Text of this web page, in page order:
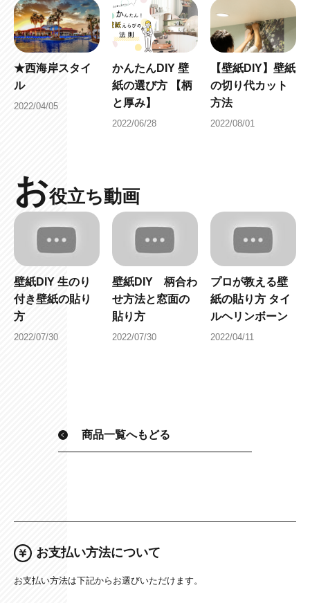
★西海岸スタイ
ル
2022/04/05
かんたんDIY 壁
紙の選び方 【柄
と厚み】
2022/06/28
【壁紙DIY】壁紙
の切り代カット
方法
2022/08/01
お役立ち動画
壁紙DIY 生のり
付き壁紙の貼り
方
2022/07/30
壁紙DIY 柄合わ
せ方法と窓面の
貼り方
2022/07/30
プロが教える壁
紙の貼り方 タイ
ルヘリンボーン
2022/04/11
商品一覧へもどる
お支払い方法について
お支払い方法は下記からお選びいただけます。